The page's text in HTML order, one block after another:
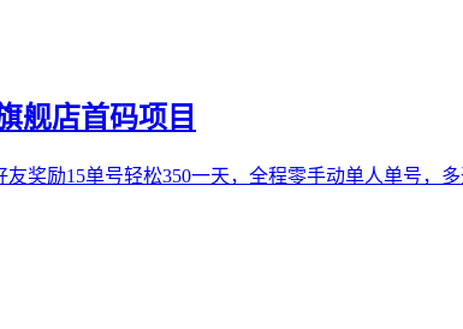
舰店首码项目
奖励15单号轻松350一天，全程零手动单人单号，